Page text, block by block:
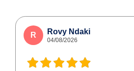
R Rovy Ndaki
04/08/2026